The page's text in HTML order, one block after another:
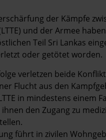
der Kämpfe
und der Armee
Teil Sri Lankas
oder getötet worden.
verletzen beide
Flucht aus den
in mindestens einem
den Zugang zu
führt in zivilen